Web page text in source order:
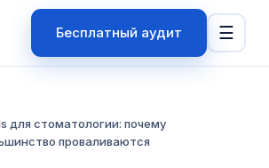
Бесплатный аудит ☰
для стоматологии: почему
проваливаются